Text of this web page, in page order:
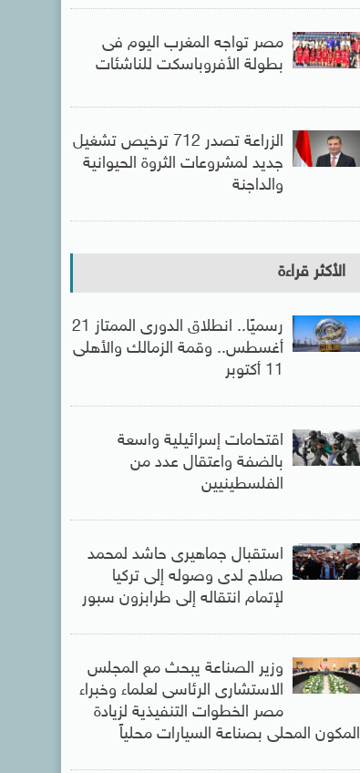
مصر تواجه المغرب اليوم فى
بطولة الأفروباسكت للناشئات
الزراعة تصدر 712 ترخيص تشغيل
جديد لمشروعات الثروة الحيوانية
والداجنة
الأكثر قراءة
رسميًا.. انطلاق الدورى الممتاز 21
أغسطس.. وقمة الزمالك والأهلى
11 أكتوبر
اقتحامات إسرائيلية واسعة
بالضفة واعتقال عدد من
الفلسطينيين
استقبال جماهيرى حاشد لمحمد
صلاح لدى وصوله إلى تركيا
لإتمام انتقاله إلى طرابزون سبور
وزير الصناعة يبحث مع المجلس
الاستشارى الرئاسى لعلماء وخبراء
مصر الخطوات التنفيذية لزيادة
المكون المحلى بصناعة السيارات محلياً